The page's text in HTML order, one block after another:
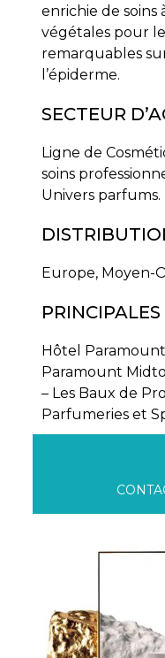
enrichie de soins
végétales pour
remarquables
l’épiderme.
SECTEUR
Ligne de
soins
Univers parfums.
Europe, Moyen-
Hôtel
Paramount
– Les Baux de
Parfumeries et